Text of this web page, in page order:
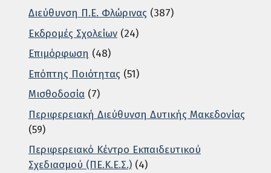
Διεύθυνση Π.Ε. Φλώρινας (387)
Εκδρομές Σχολείων (24)
Επιμόρφωση (48)
Επόπτης Ποιότητας (51)
Μισθοδοσία (7)
Περιφερειακή Διεύθυνση Δυτικής Μακεδονίας
(59)
Περιφερειακό Κέντρο Εκπαιδευτικού
Σχεδιασμού (ΠΕ.Κ.Ε.Σ.) (4)